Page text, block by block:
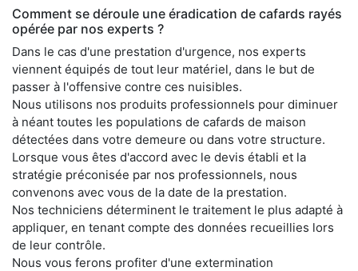
Comment se déroule une éradication de cafards rayés
opérée par nos experts ?
Dans le cas d'une prestation d'urgence, nos experts
viennent équipés de tout leur matériel, dans le but de
passer à l'offensive contre ces nuisibles.
Nous utilisons nos produits professionnels pour diminuer
à néant toutes les populations de cafards de maison
détectées dans votre demeure ou dans votre structure.
Lorsque vous êtes d'accord avec le devis établi et la
stratégie préconisée par nos professionnels, nous
convenons avec vous de la date de la prestation.
Nos techniciens déterminent le traitement le plus adapté à
appliquer, en tenant compte des données recueillies lors
de leur contrôle.
Nous vous ferons profiter d'une extermination